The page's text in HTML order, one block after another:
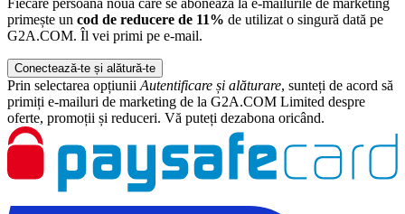
primește un cod de reducere de 11% de utilizat o singură dată pe
G2A.COM. Îl vei primi pe e-mail.
Conectează-te și alătură-te
Prin selectarea opțiunii Autentificare și alăturare, sunteți de acord să
primiți e-mailuri de marketing de la G2A.COM Limited despre
oferte, promoții și reduceri. Vă puteți dezabona oricând.